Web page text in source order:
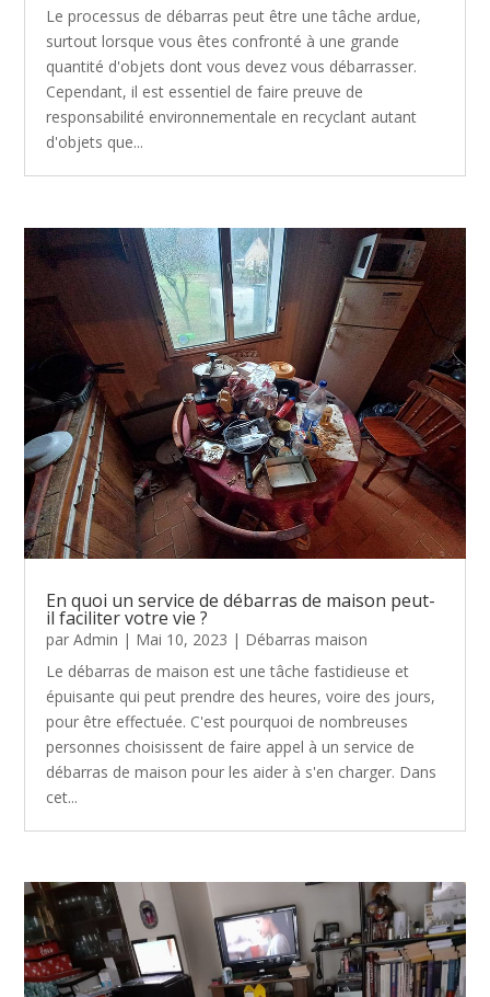
Le processus de débarras peut être une tâche ardue,
surtout lorsque vous êtes confronté à une grande
quantité d'objets dont vous devez vous débarrasser.
Cependant, il est essentiel de faire preuve de
responsabilité environnementale en recyclant autant
d'objets que...
En quoi un service de débarras de maison peut-
il faciliter votre vie ?
parAdmin | Mai 10, 2023 | Débarras maison
Le débarras de maison est une tâche fastidieuse et
épuisante qui peut prendre des heures, voire des jours,
pour être effectuée. C'est pourquoi de nombreuses
personnes choisissent de faire appel à un service de
débarras de maison pour les aider à s'en charger. Dans
cet...